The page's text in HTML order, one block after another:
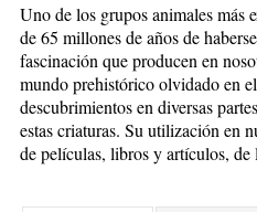
Uno de los grupos animales más
de 65 millones de años de
fascinación que producen en
mundo prehistórico olvidado en
descubrimientos en diversas
estas criaturas. Su utilización en
de películas, libros y artículos,